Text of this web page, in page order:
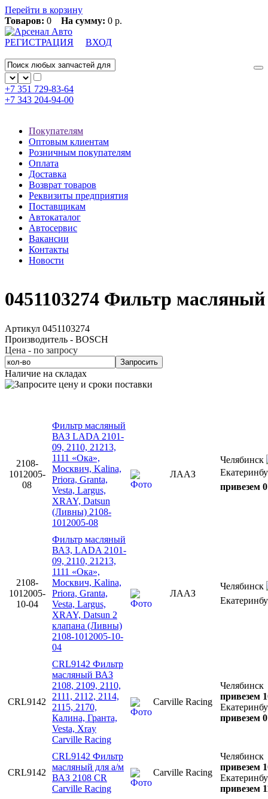
Перейти в корзину
Товаров: 0 На сумму: 0 р.
РЕГИСТРАЦИЯ ВХОД
+7 351 729-83-64
+7 343 204-94-00
Покупателям
Оптовым клиентам
Розничным покупателям
Оплата
Доставка
Возврат товаров
Реквизиты предприятия
Поставщикам
Автокаталог
Автосервис
Вакансии
Контакты
Новости
0451103274 Фильтр
Артикул 0451103274
Производитель - BOSCH
Цена - по запросу
Запросить
Наличие на складах
2108-
1012005-
08
Фильтр масляный
ВАЗ LADA 2101-
09, 2110, 21213,
1111 «Ока»,
Москвич, Kalina,
Priora, Granta,
Vesta, Largus,
XRAY, Datsun
(Ливны) 2108-
1012005-08
ЛААЗ
Челябинск
привезем
2108-
1012005-
10-04
Фильтр масляный
ВАЗ, LADA 2101-
09, 2110, 21213,
1111 «Ока»,
Москвич, Kalina,
Priora, Granta,
Vesta, Largus,
XRAY, Datsun 2
клапана (Ливны)
2108-1012005-10-
04
ЛААЗ
Челябинск
CRL9142
CRL9142 Фильтр
масляный ВАЗ
2108, 2109, 2110,
2111, 2112, 2114,
2115, 2170,
Калина, Гранта,
Vesta, Xray
Carville Racing
Carville Racing
Челябинск
привезем
привезем
CRL9142
CRL9142 Фильтр
масляный для а/м
ВАЗ 2108 CR
Carville Racing
Carville Racing
Челябинск
привезем
привезем